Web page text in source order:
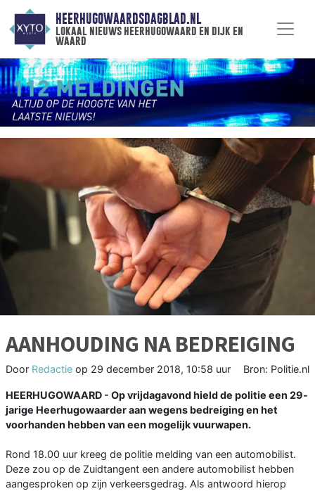
HEERHUGOWAARDSDAGBLAD.NL
lokaal nieuws heerhugowaard en dijk en
waard
AANHOUDING NA BEDREIGING
Door Redactie op 29 december 2018, 10:58 uur Bron: Politie.nl
HEERHUGOWAARD - Op vrijdagavond hield de politie een 29-
jarige Heerhugowaarder aan wegens bedreiging en het
voorhanden hebben van een mogelijk vuurwapen.
Rond 18.00 uur kreeg de politie melding van een automobilist.
Deze zou op de Zuidtangent een andere automobilist hebben
aangesproken op zijn verkeersgedrag. Als antwoord hierop